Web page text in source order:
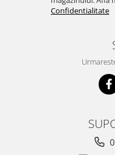
Confidentialitate